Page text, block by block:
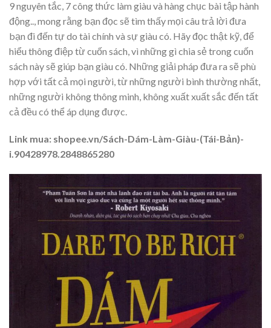
9 nguyên tắc, 7 công thức làm giàu và hàng chục bài tập hành
động.., mong rằng bạn đọc sẽ tìm thấy mọi câu trả lời đưa
bạn đi đến tự do tài chính và sự giàu có. Hãy đọc thật kỹ, để
hiểu thông điệp từ cuốn sách, vì những gì chia sẻ trong cuốn
sách này sẽ giúp bạn giàu có. Những giải pháp đưa ra sẽ phù
hợp với tất cả mọi người, từ những người bình thường nhất,
những người không thông minh, không xuất xuất sắc đến tất
cả đều có thể áp dụng được.
Link mua: shopee.vn/Sách-Dám-Làm-Giàu-(Tái-Bản)-
i.90428978.2848865280